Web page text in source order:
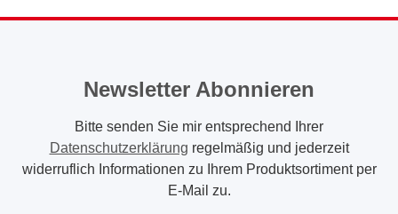
Newsletter Abonnieren
Bitte senden Sie mir entsprechend Ihrer
Datenschutzerklärung regelmäßig und jederzeit
widerruflich Informationen zu Ihrem Produktsortiment per
E-Mail zu.